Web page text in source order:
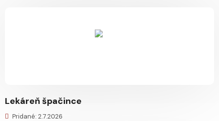
Lekáreň špačince
Pridané: 2.7.2026